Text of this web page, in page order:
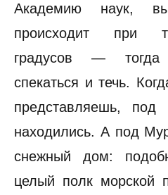
Академию наук,
происходит при
градусов — тогда
спекаться и течь.
представляешь,
находились. А под
снежный дом:
целый полк морской